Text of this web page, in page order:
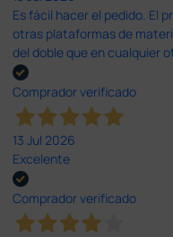
Es fácil hacer el pedido. El
otras plataformas de
del doble que en cualquier
Comprador verificado
13 Jul 2026
Excelente
Comprador verificado